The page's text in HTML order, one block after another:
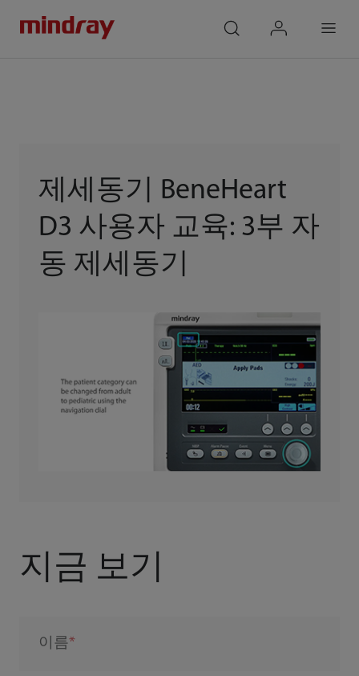
제세동기 BeneHeart
D3 사용자 교육: 3부 자
동 제세동기
지금 보기
이름